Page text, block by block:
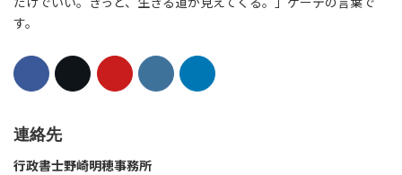
す。
連絡先
行政書士野崎明穂事務所